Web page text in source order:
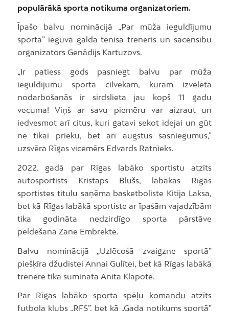
populārākā sporta notikuma organizatoriem.
Īpašo balvu nominācijā „Par mūža ieguldījumu
sportā” ieguva galda tenisa treneris un sacensību
organizators Genādijs Kartuzovs.
„Ir patiess gods pasniegt balvu par mūža
ieguldījumu sportā cilvēkam, kuram izvēlētā
nodarbošanās ir sirdslieta jau kopš 11 gadu
vecuma! Viņš ar savu piemēru var aizraut un
iedvesmot arī citus, kuri gatavi sekot idejai un gūt
ne tikai prieku, bet arī augstus sasniegumus,”
uzsvēra Rīgas vicemērs Edvards Ratnieks.
2022. gadā par Rīgas labāko sportistu atzīts
autosportists Kristaps Blušs, labākās Rīgas
sportistes titulu saņēma basketboliste Kitija Laksa,
bet kā Rīgas labākā sportiste ar īpašām vajadzībām
tika godināta nedzirdīgo sporta pārstāve
peldēšanā Zane Embrekte.
Balvu nominācijā „Uzlēcošā zvaigzne sportā”
piešķīra džudistei Annai Gulītei, bet kā Rīgas labākā
trenere tika sumināta Anita Klapote.
Par Rīgas labāko sporta spēļu komandu atzīts
futbola klubs „RFS”, bet kā „Gada notikums sportā”